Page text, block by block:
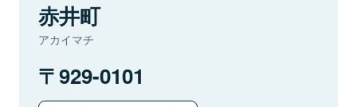
赤井町
アカイマチ
929-0101